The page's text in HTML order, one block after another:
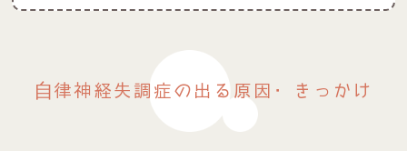
自律神経失調症の出る原因・きっかけ